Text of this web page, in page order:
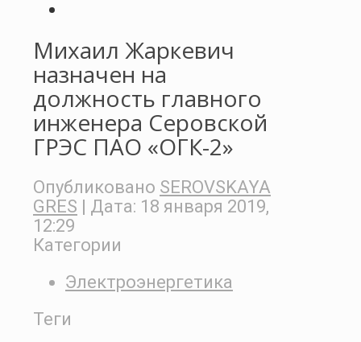
Михаил Жаркевич
назначен на
должность главного
инженера Серовской
ГРЭС ПАО «ОГК-2»
Опубликовано SEROVSKAYA
GRES | Дата: 18 января 2019,
12:29
Категории
Электроэнергетика
Теги